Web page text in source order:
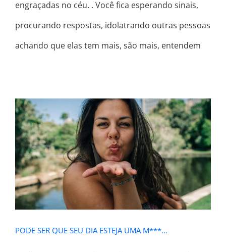
engraçadas no céu. . Você fica esperando sinais,
procurando respostas, idolatrando outras pessoas
achando que elas tem mais, são mais, entendem
PODE SER QUE SEU DIA ESTEJA UMA
M***…
PODE SER QUE SEU DIA ESTEJA UMA M***…